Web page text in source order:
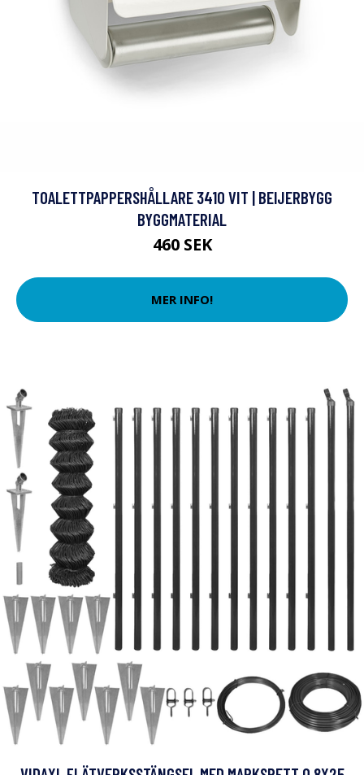
TOALETTPAPPERSHÅLLARE 3410 VIT | BEIJERBYGG
BYGGMATERIAL
460 SEK
MER INFO!